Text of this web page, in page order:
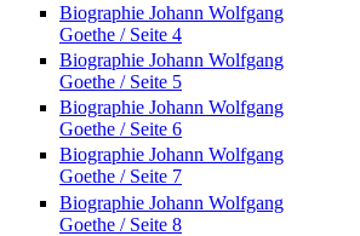
Biographie Johann Wolfgang
Goethe / Seite 4
Biographie Johann Wolfgang
Goethe / Seite 5
Biographie Johann Wolfgang
Goethe / Seite 6
Biographie Johann Wolfgang
Goethe / Seite 7
Biographie Johann Wolfgang
Goethe / Seite 8